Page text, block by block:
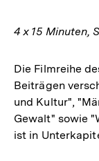
4 x 15 Minuten,
Die Filmreihe
Beiträgen
und Kultur",
Gewalt" sowie
ist in